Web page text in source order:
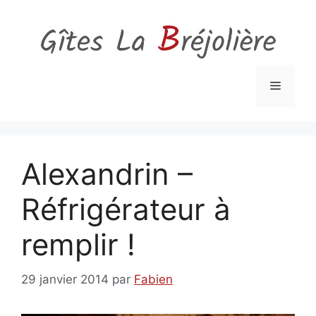
contenu
Menu
Alexandrin –
Réfrigérateur à
remplir !
29 janvier 2014 par Fabien